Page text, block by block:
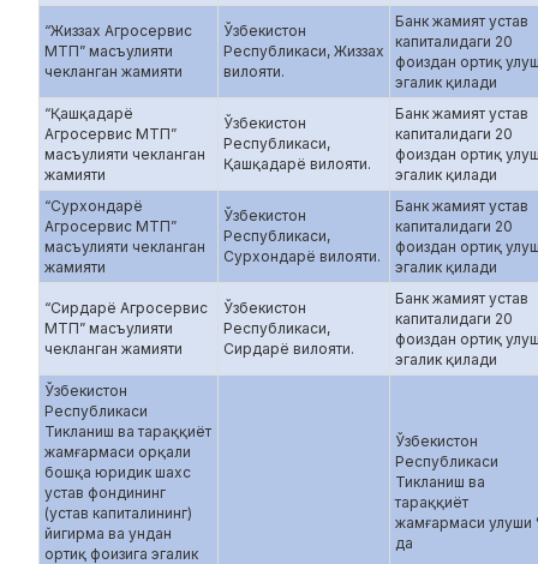
“Жиззах Агросервис
МТП” масъулияти
чекланган жамияти
Ўзбекистон
Республикаси, Жиззах
вилояти.
Банк жамият устав
капиталидаги 20
фоиздан ортиқ
эгалик қилади
“Қашқадарё
Агросервис МТП”
масъулияти чекланган
жамияти
Ўзбекистон
Республикаси,
Қашқадарё вилояти.
Банк жамият устав
капиталидаги 20
фоиздан ортиқ
эгалик қилади
“Сурхондарё
Агросервис МТП”
масъулияти чекланган
жамияти
Ўзбекистон
Республикаси,
Сурхондарё вилояти.
Банк жамият устав
капиталидаги 20
фоиздан ортиқ
эгалик қилади
“Сирдарё Агросервис
МТП” масъулияти
чекланган жамияти
Ўзбекистон
Республикаси,
Сирдарё вилояти.
Банк жамият устав
капиталидаги 20
фоиздан ортиқ
эгалик қилади
Ўзбекистон
Республикаси
Тикланиш ва тараққиёт
жамғармаси орқали
бошқа юридик шахс
устав фондининг
(устав капиталининг)
йигирма ва ундан
ортиқ фоизига эгалик
Ўзбекистон
Республикаси
Тикланиш ва
тараққиёт
жамғармаси улуши
да